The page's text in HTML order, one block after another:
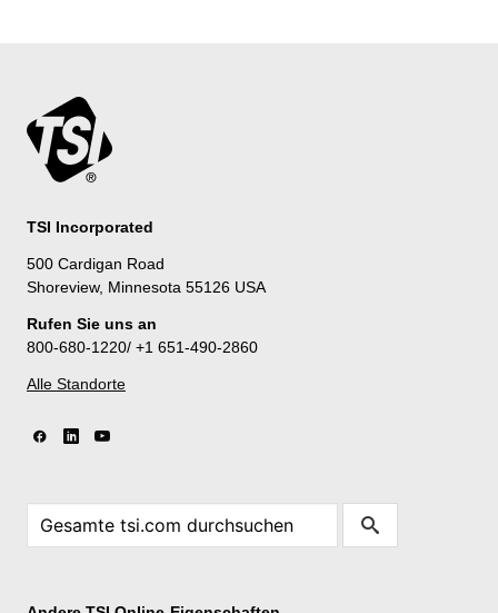
TSI Incorporated
500 Cardigan Road
Shoreview, Minnesota 55126 USA
Rufen Sie uns an
800-680-1220/ +1 651-490-2860
Alle Standorte